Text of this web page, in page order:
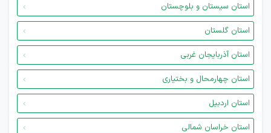
استان سیستان و بلوچستان
استان گلستان
استان آذربایجان غربی
استان چهارمحال و بختیاری
استان اردبیل
استان خراسان شمالی